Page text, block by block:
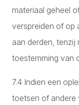
materiaal geheel
verspreiden of op
aan derden,
toestemming van
7.4 Indien een
toetsen of andere